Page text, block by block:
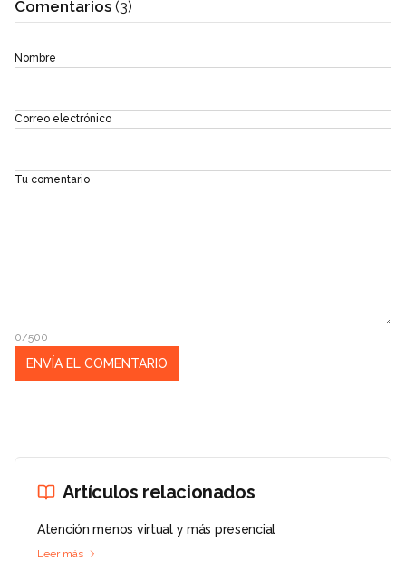
Comentarios (3)
Nombre
Correo electrónico
Tu comentario
0/500
Artículos relacionados
Atención menos virtual y más presencial
Leer más